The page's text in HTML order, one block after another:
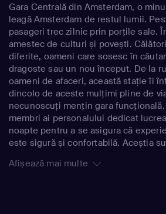
Gara Centrală din Amsterdam, o
leagă Amsterdam de restul lumii.
pasageri trec zilnic prin porțile sale.
amestec de culturi și povești.
diferite, oameni care sosesc în
dragoste sau un nou început. De la
oameni de afaceri, această stație îi
dincolo de aceste mulțimi pline de
necunoscuți mențin gara
membri ai personalului dedicat
noapte pentru a se asigura că
este sigură și confortabilă. Aceștia
stop funcționalitatea stației.
Afișează mai multe